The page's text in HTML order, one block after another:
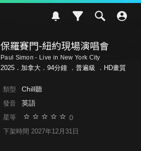
保羅賽門-紐約現場演唱會
Paul Simon - Live in New York City
2025．加拿大．94分鐘 ． 普遍級 ．HD畫質
類型 Chill聽
發音 英語
星等 0
下架時間 2027年12月31日